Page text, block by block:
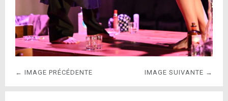
← IMAGE PRÉCÉDENTE IMAGE SUIVANTE →